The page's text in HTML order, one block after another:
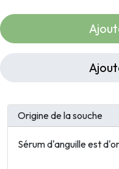
Origine de la souche
Sérum d'anguille est